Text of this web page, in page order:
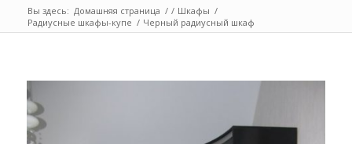
Вы здесь: Домашняя страница / / Шкафы /
Радиусные шкафы-купе / Черный радиусный шкаф